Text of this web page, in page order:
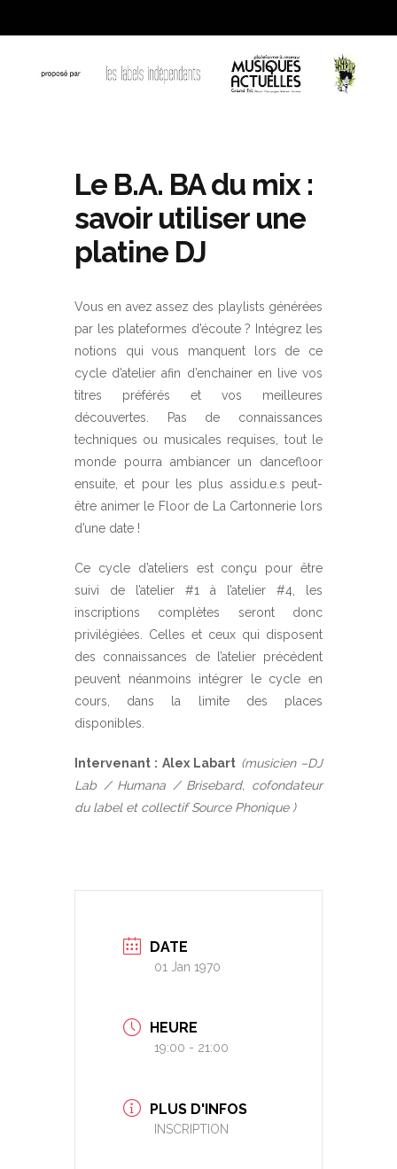
Le B.A. BA du mix :
savoir utiliser une
platine DJ
Vous en avez assez des playlists générées
par les plateformes d’écoute ? Intégrez les
notions qui vous manquent lors de ce
cycle d’atelier afin d’enchainer en live vos
titres préférés et vos meilleures
découvertes. Pas de connaissances
techniques ou musicales requises, tout le
monde pourra ambiancer un dancefloor
ensuite, et pour les plus assidu.e.s peut-
être animer le Floor de La Cartonnerie lors
d’une date !
Ce cycle d’ateliers est conçu pour être
suivi de l’atelier #1 à l’atelier #4, les
inscriptions complètes seront donc
privilégiées. Celles et ceux qui disposent
des connaissances de l’atelier précédent
peuvent néanmoins intégrer le cycle en
cours, dans la limite des places
disponibles.
Intervenant : Alex Labart (musicien –DJ
Lab / Humana / Brisebard, cofondateur
du label et collectif Source Phonique )
DATE
01 Jan 1970
HEURE
19:00 - 21:00
PLUS D'INFOS
INSCRIPTION